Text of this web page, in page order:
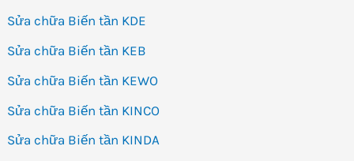
Sửa chữa Biến tần KDE
Sửa chữa Biến tần KEB
Sửa chữa Biến tần KEWO
Sửa chữa Biến tần KINCO
Sửa chữa Biến tần KINDA